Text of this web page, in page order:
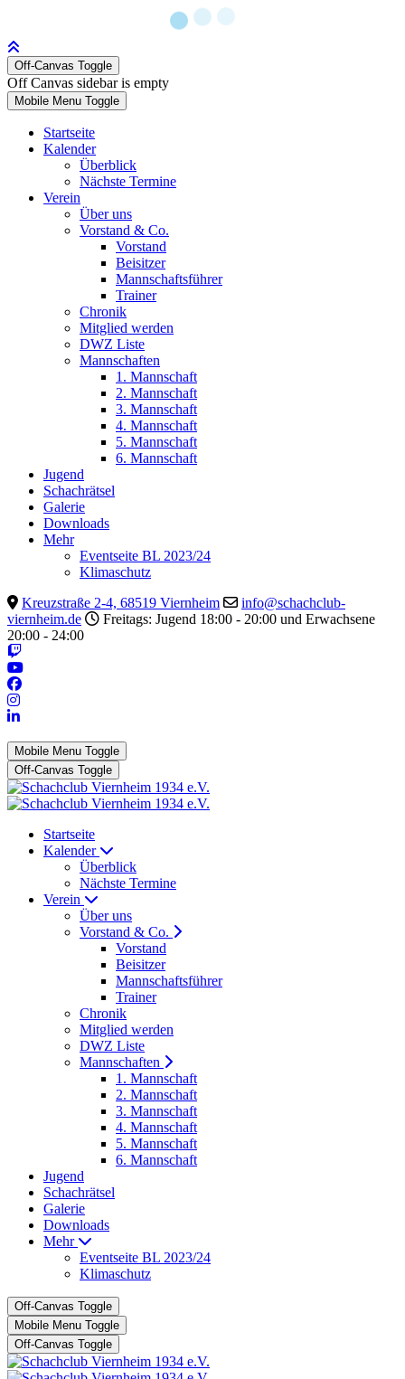
Off-Canvas Toggle
Off Canvas sidebar is empty
Mobile Menu Toggle
Startseite
Kalender
Überblick
Nächste Termine
Verein
Über uns
Vorstand & Co.
Vorstand
Beisitzer
Mannschaftsführer
Trainer
Chronik
Mitglied werden
DWZ Liste
Mannschaften
1. Mannschaft
2. Mannschaft
3. Mannschaft
4. Mannschaft
5. Mannschaft
6. Mannschaft
Jugend
Schachrätsel
Galerie
Downloads
Mehr
Eventseite BL 2023/24
Klimaschutz
Kreuzstraße 2-4, 68519 Viernheim
info@schachclub-
viernheim.de
Freitags: Jugend 18:00 - 20:00 und Erwachsene
20:00 - 24:00
Mobile Menu Toggle
Off-Canvas Toggle
Startseite
Kalender
Überblick
Nächste Termine
Verein
Über uns
Vorstand & Co.
Vorstand
Beisitzer
Mannschaftsführer
Trainer
Chronik
Mitglied werden
DWZ Liste
Mannschaften
1. Mannschaft
2. Mannschaft
3. Mannschaft
4. Mannschaft
5. Mannschaft
6. Mannschaft
Jugend
Schachrätsel
Galerie
Downloads
Mehr
Eventseite BL 2023/24
Klimaschutz
Off-Canvas Toggle
Mobile Menu Toggle
Off-Canvas Toggle